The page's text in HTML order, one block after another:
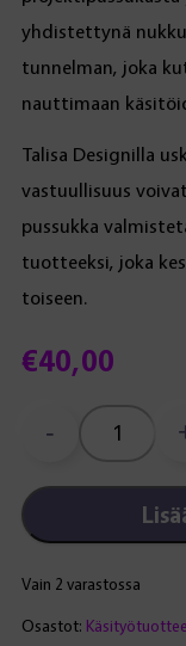
€40,00
yhdistettynä
tunnelman, joka
nauttimaan
Talisa Designilla
vastuullisuus
pussukka
tuotteeksi, joka
toiseen.
Vain 2 varastossa
-
violetti
määrä
Osastot: